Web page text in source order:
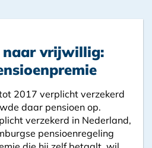
naar vrijwillig:
2017 verplicht verzekerd
daar pensioen op.
verzekerd in Nederland,
pensioenregeling